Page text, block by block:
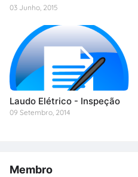
03 Junho, 2015
Laudo Elétrico - Inspeção
09 Setembro, 2014
Membro